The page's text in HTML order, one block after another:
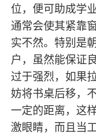
位，便可助成学
通常会使其紧靠
实不然。特别是
户，虽然能保证
过于强烈，如果
妨将书桌后移，
一定的距离，这
激眼睛，而且当